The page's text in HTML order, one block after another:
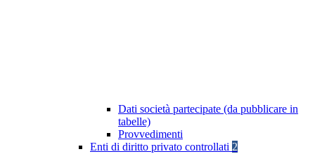
Dati società partecipate (da pubblicare in
tabelle)
Provvedimenti
Enti di diritto privato controllati 2